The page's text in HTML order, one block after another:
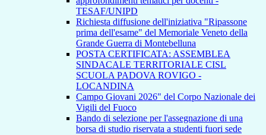
TESAF/UNIPD
Richiesta diffusione dell'iniziativa "Ripassone
prima dell'esame" del Memoriale Veneto della
Grande Guerra di Montebelluna
POSTA CERTIFICATA: ASSEMBLEA
SINDACALE TERRITORIALE CISL
SCUOLA PADOVA ROVIGO -
LOCANDINA
Campo Giovani 2026" del Corpo Nazionale dei
Vigili del Fuoco
Bando di selezione per l'assegnazione di una
borsa di studio riservata a studenti fuori sede